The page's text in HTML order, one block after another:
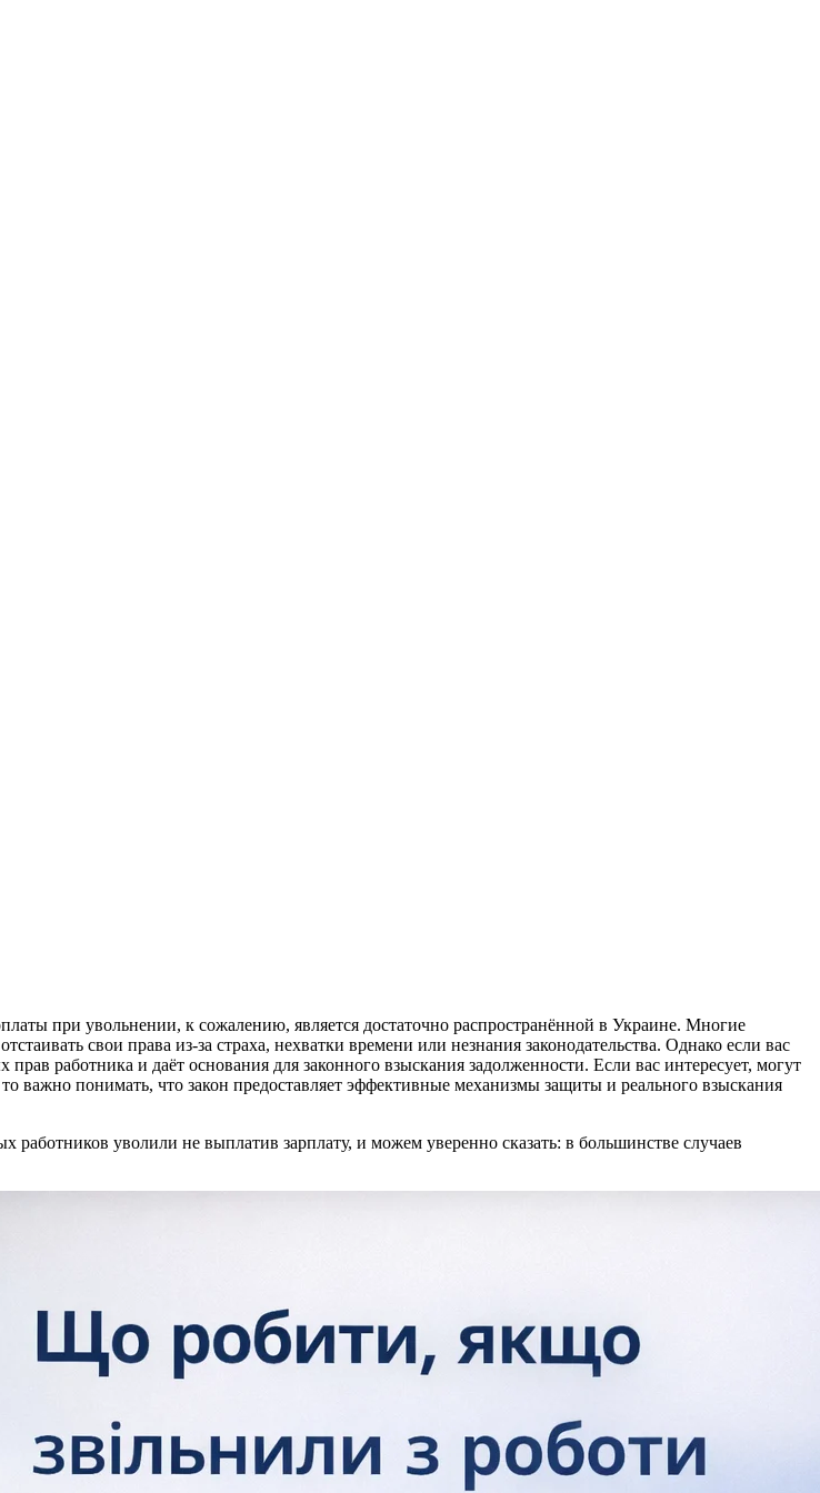
при увольнении, к сожалению, является достаточно распространённой в Украине. Многие
свои права из-за страха, нехватки времени или незнания законодательства. Однако если вас
работника и даёт основания для законного взыскания задолженности. Если вас интересует, могут
важно понимать, что закон предоставляет эффективные механизмы защиты и реального взыскания
уволили не выплатив зарплату, и можем уверенно сказать: в большинстве случаев